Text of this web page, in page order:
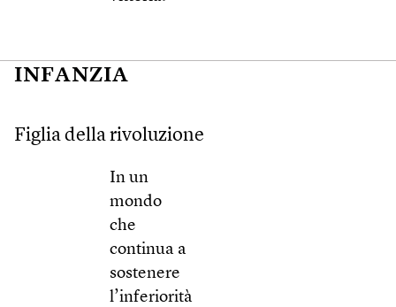
INFANZIA
Figlia della rivoluzione
In un
mondo
che
continua a
sostenere
l’inferiorità